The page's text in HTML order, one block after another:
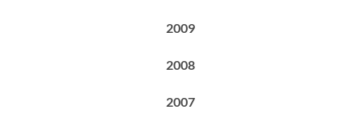
2009
2008
2007